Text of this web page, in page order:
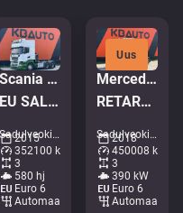
Scania R 580 6x4
EU SALES 1606.- Euro TAX WILL BE ADDED / GCW 80 ton / RETARDER / BIG AXLES
Sadulveokid • M945-2968
2015
352100 km
3
580 hj
Euro 6
Automaat
Uus
Mercedes-Benz Actros 2653 6x2
RETARDER / DOUBLE BOGIE / GIGASPACE
Sadulveokid • M237-5168
2018
450008 km
3
390 kW
Euro 6
Automaat